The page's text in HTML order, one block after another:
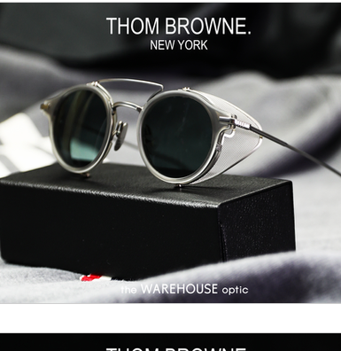
NATIVE SONS EYEVAN7285
YUICHI TOYAMA KAMEMANNEN MYKITA
H-FUSION JULIUS TART OPTICAL AKIRA
OG X OLIVER GOLDSMITH LUNOR
EFFECTOR